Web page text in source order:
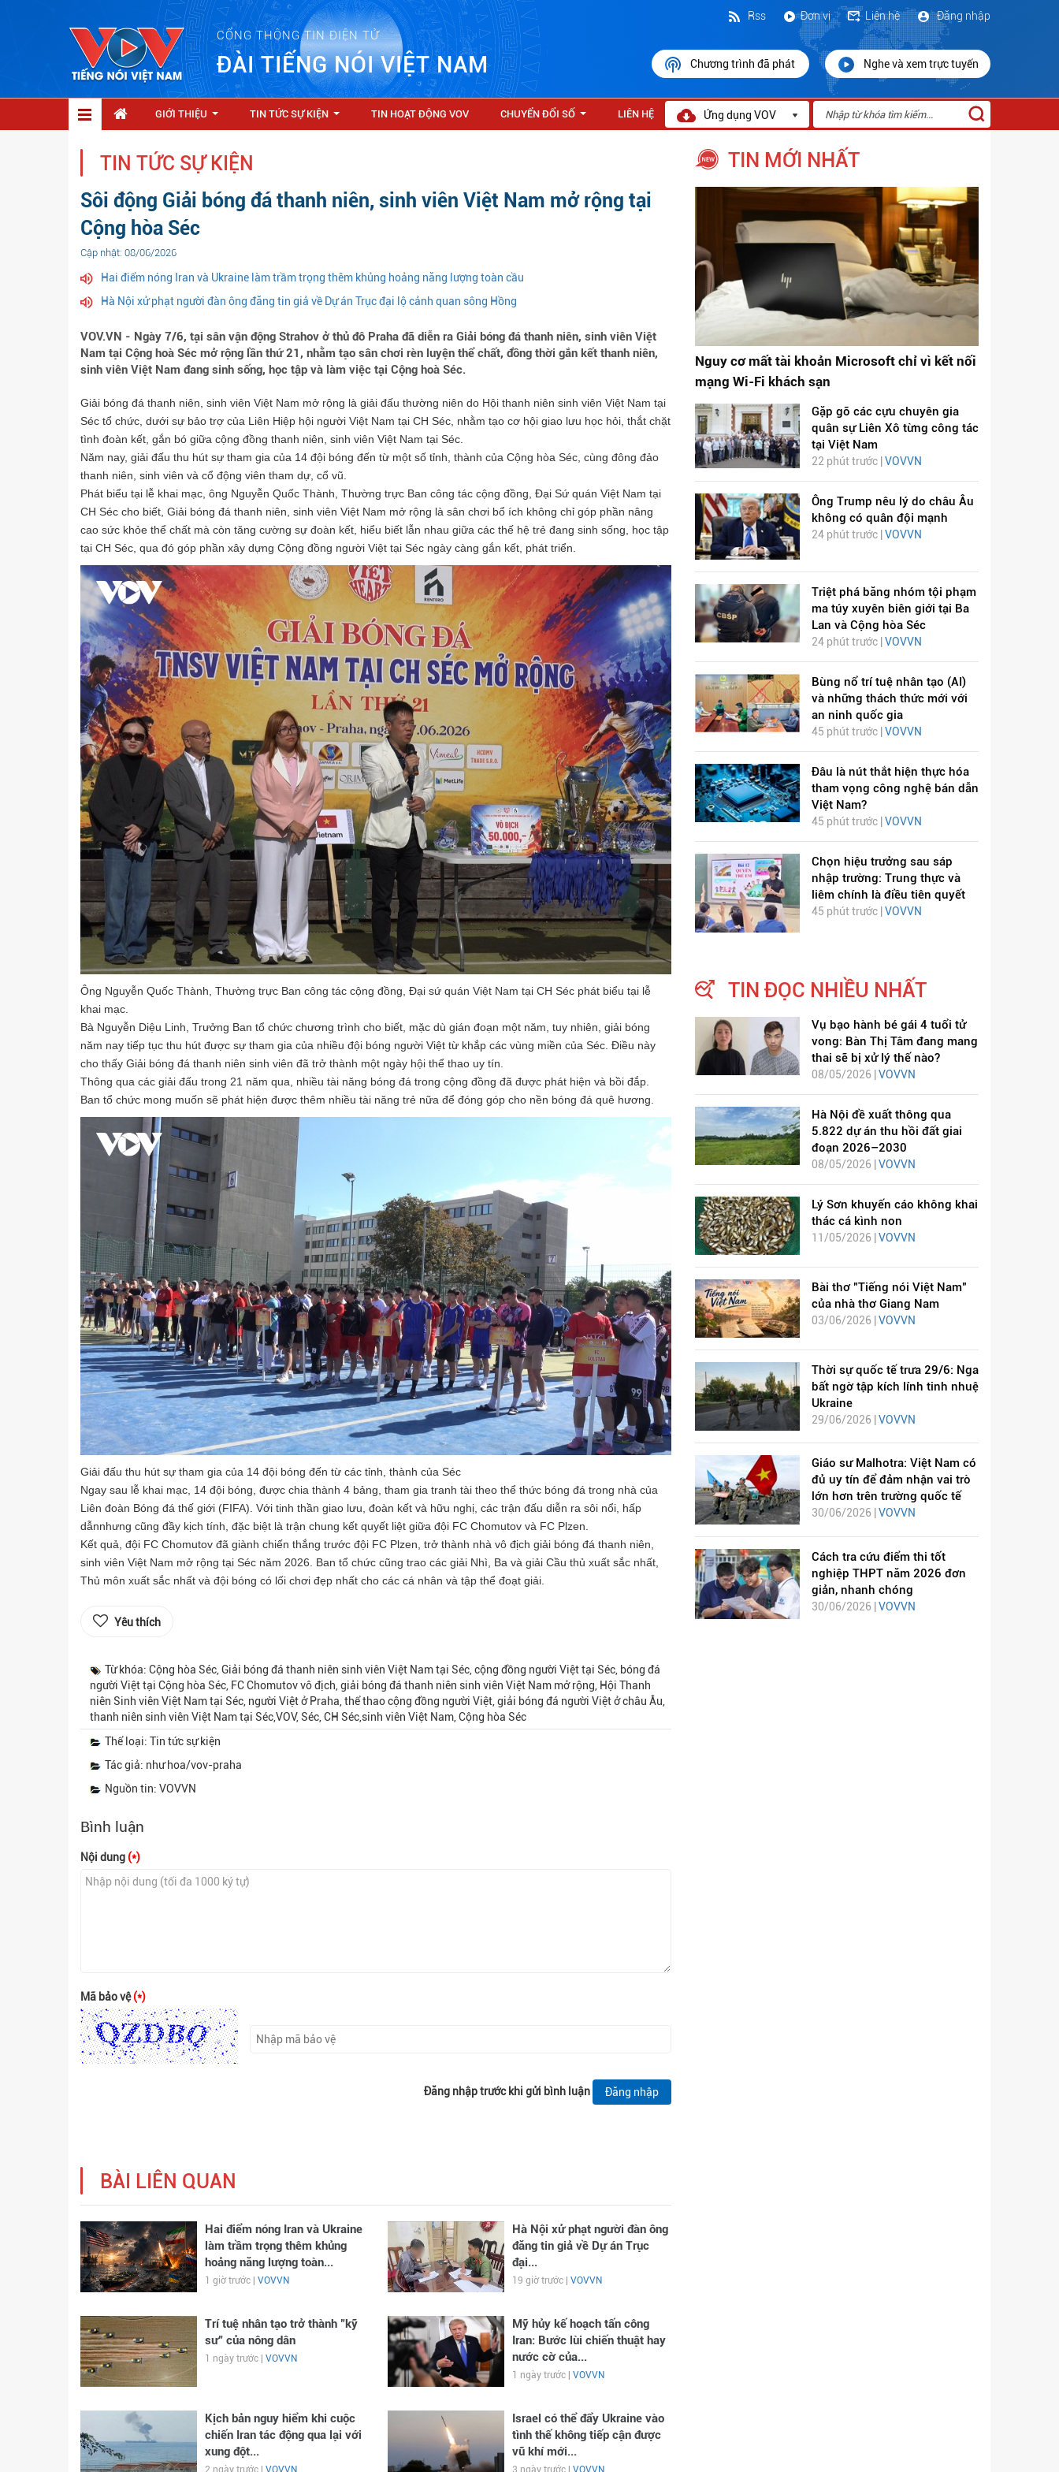
CỔNG THÔNG TIN ĐIỆN TỬ
ĐÀI TIẾNG NÓI VIỆT NAM
Đăng nhập
Liên hệ
Đơn vị
Rss
Chương trình đã phát Nghe và xem trực tuyến
GIỚI THIỆU TIN TỨC SỰ KIỆN TIN HOẠT ĐỘNG VOV CHUYỂN ĐỔI SỐ LIÊN HỆ Ứng dụng VOV
TIN TỨC SỰ KIỆN
Sôi động Giải bóng đá thanh niên, sinh viên Việt Nam mở rộng tại
Cộng hòa Séc
Cập nhật: 08/06/2026
Hai điểm nóng Iran và Ukraine làm trầm trọng thêm khủng hoảng năng lượng toàn cầu
Hà Nội xử phạt người đàn ông đăng tin giả về Dự án Trục đại lộ cảnh quan sông Hồng
VOV.VN - Ngày 7/6, tại sân vận động Strahov ở thủ đô Praha đã diễn ra Giải bóng đá thanh niên, sinh viên Việt
Nam tại Cộng hoà Séc mở rộng lần thứ 21, nhằm tạo sân chơi rèn luyện thể chất, đồng thời gắn kết thanh niên,
sinh viên Việt Nam đang sinh sống, học tập và làm việc tại Cộng hoà Séc.
Giải bóng đá thanh niên, sinh viên Việt Nam mở rộng là giải đấu thường niên do Hội thanh niên sinh viên Việt Nam tại
Séc tổ chức, dưới sự bảo trợ của Liên Hiệp hội người Việt Nam tại CH Séc, nhằm tạo cơ hội giao lưu học hỏi, thắt chặt
tình đoàn kết, gắn bó giữa cộng đồng thanh niên, sinh viên Việt Nam tại Séc.
Năm nay, giải đấu thu hút sự tham gia của 14 đội bóng đến từ một số tỉnh, thành của Cộng hòa Séc, cùng đông đảo
thanh niên, sinh viên và cổ động viên tham dự, cổ vũ.
Phát biểu tại lễ khai mạc, ông Nguyễn Quốc Thành, Thường trực Ban công tác cộng đồng, Đại Sứ quán Việt Nam tại
CH Séc cho biết, Giải bóng đá thanh niên, sinh viên Việt Nam mở rộng là sân chơi bổ ích không chỉ góp phần nâng
cao sức khỏe thể chất mà còn tăng cường sự đoàn kết, hiểu biết lẫn nhau giữa các thế hệ trẻ đang sinh sống, học tập
tại CH Séc, qua đó góp phần xây dựng Cộng đồng người Việt tại Séc ngày càng gắn kết, phát triển.
Ông Nguyễn Quốc Thành, Thường trực Ban công tác cộng đồng, Đại sứ quán Việt Nam tại CH Séc phát biểu tại lễ
khai mạc.
Bà Nguyễn Diệu Linh, Trưởng Ban tổ chức chương trình cho biết, mặc dù gián đoạn một năm, tuy nhiên, giải bóng
năm nay tiếp tục thu hút được sự tham gia của nhiều đội bóng người Việt từ khắp các vùng miền của Séc. Điều này
cho thấy Giải bóng đá thanh niên sinh viên đã trở thành một ngày hội thể thao uy tín.
Thông qua các giải đấu trong 21 năm qua, nhiều tài năng bóng đá trong cộng đồng đã được phát hiện và bồi đắp.
Ban tổ chức mong muốn sẽ phát hiện được thêm nhiều tài năng trẻ nữa để đóng góp cho nền bóng đá quê hương.
Giải đấu thu hút sự tham gia của 14 đội bóng đến từ các tỉnh, thành của Séc
Ngay sau lễ khai mạc, 14 đội bóng, được chia thành 4 bảng, tham gia tranh tài theo thể thức bóng đá trong nhà của
Liên đoàn Bóng đá thế giới (FIFA). Với tinh thần giao lưu, đoàn kết và hữu nghị, các trận đấu diễn ra sôi nổi, hấp
dẫnnhưng cũng đầy kịch tính, đặc biệt là trận chung kết quyết liệt giữa đội FC Chomutov và FC Plzen.
Kết quả, đội FC Chomutov đã giành chiến thắng trước đội FC Plzen, trở thành nhà vô địch giải bóng đá thanh niên,
sinh viên Việt Nam mở rộng tại Séc năm 2026. Ban tổ chức cũng trao các giải Nhì, Ba và giải Cầu thủ xuất sắc nhất,
Thủ môn xuất sắc nhất và đội bóng có lối chơi đẹp nhất cho các cá nhân và tập thể đoạt giải.
Yêu thích
Từ khóa: Cộng hòa Séc, Giải bóng đá thanh niên sinh viên Việt Nam tại Séc, cộng đồng người Việt tại Séc, bóng đá
người Việt tại Cộng hòa Séc, FC Chomutov vô địch, giải bóng đá thanh niên sinh viên Việt Nam mở rộng, Hội Thanh
niên Sinh viên Việt Nam tại Séc, người Việt ở Praha, thể thao cộng đồng người Việt, giải bóng đá người Việt ở châu Âu,
thanh niên sinh viên Việt Nam tại Séc,VOV, Séc, CH Séc,sinh viên Việt Nam, Cộng hòa Séc
Thể loại: Tin tức sự kiện
Tác giả: như hoa/vov-praha
Nguồn tin: VOVVN
Bình luận
Nội dung (*)
Mã bảo vệ(*)
Đăng nhập trước khi gửi bình luận Đăng nhập
BÀI LIÊN QUAN
Hai điểm nóng Iran và Ukraine
làm trầm trọng thêm khủng
hoảng năng lượng toàn...
1 giờ trước | VOVVN
Hà Nội xử phạt người đàn ông
đăng tin giả về Dự án Trục
đại...
19 giờ trước | VOVVN
Trí tuệ nhân tạo trở thành "kỹ
sư" của nông dân
1 ngày trước | VOVVN
Mỹ hủy kế hoạch tấn công
Iran: Bước lùi chiến thuật hay
nước cờ của...
1 ngày trước | VOVVN
Kịch bản nguy hiểm khi cuộc
chiến Iran tác động qua lại với
xung đột...
2 ngày trước | VOVVN
Israel có thể đẩy Ukraine vào
tình thế không tiếp cận được
vũ khí mới...
3 ngày trước | VOVVN
TIN MỚI NHẤT
Nguy cơ mất tài khoản Microsoft chỉ vì kết nối
mạng Wi-Fi khách sạn
Gặp gỡ các cựu chuyên gia
quân sự Liên Xô từng công tác
tại Việt Nam
22 phút trước | VOVVN
Ông Trump nêu lý do châu Âu
không có quân đội mạnh
24 phút trước | VOVVN
Triệt phá băng nhóm tội phạm
ma túy xuyên biên giới tại Ba
Lan và Cộng hòa Séc
24 phút trước | VOVVN
Bùng nổ trí tuệ nhân tạo (AI)
và những thách thức mới với
an ninh quốc gia
45 phút trước | VOVVN
Đâu là nút thắt hiện thực hóa
tham vọng công nghệ bán dẫn
Việt Nam?
45 phút trước | VOVVN
Chọn hiệu trưởng sau sáp
nhập trường: Trung thực và
liêm chính là điều tiên quyết
45 phút trước | VOVVN
TIN ĐỌC NHIỀU NHẤT
Vụ bạo hành bé gái 4 tuổi tử
vong: Bàn Thị Tâm đang mang
thai sẽ bị xử lý thế nào?
08/05/2026 | VOVVN
Hà Nội đề xuất thông qua
5.822 dự án thu hồi đất giai
đoạn 2026–2030
08/05/2026 | VOVVN
Lý Sơn khuyến cáo không khai
thác cá kình non
11/05/2026 | VOVVN
Bài thơ "Tiếng nói Việt Nam"
của nhà thơ Giang Nam
03/06/2026 | VOVVN
Thời sự quốc tế trưa 29/6: Nga
bất ngờ tập kích lính tinh nhuệ
Ukraine
29/06/2026 | VOVVN
Giáo sư Malhotra: Việt Nam có
đủ uy tín để đảm nhận vai trò
lớn hơn trên trường quốc tế
30/06/2026 | VOVVN
Cách tra cứu điểm thi tốt
nghiệp THPT năm 2026 đơn
giản, nhanh chóng
30/06/2026 | VOVVN